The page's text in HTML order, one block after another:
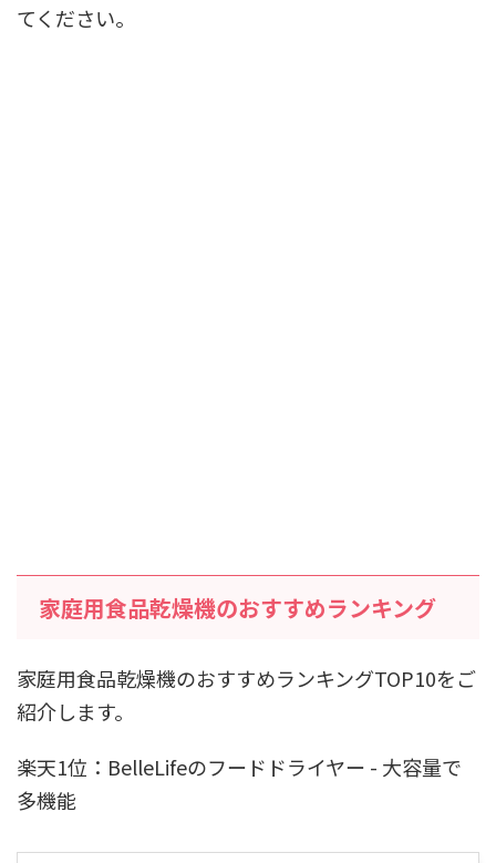
てください。
家庭用食品乾燥機のおすすめランキング
家庭用食品乾燥機のおすすめランキングTOP10をご
紹介します。
楽天1位：BelleLifeのフードドライヤー - 大容量で
多機能